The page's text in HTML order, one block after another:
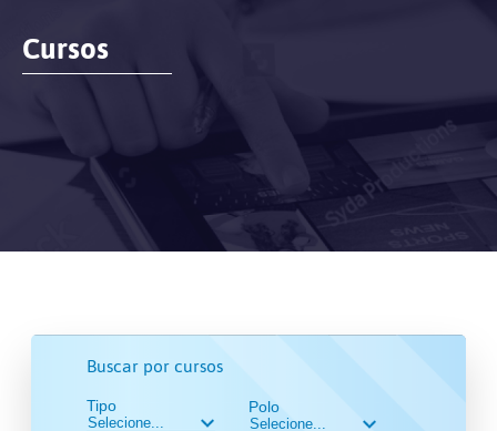
Cursos
Buscar por cursos
Tipo Polo